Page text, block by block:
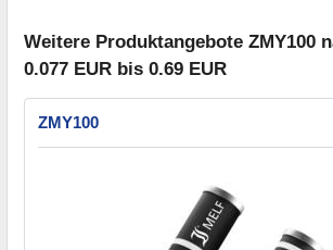
Weitere Produktangebote ZMY100
0.077 EUR bis 0.69 EUR
ZMY100